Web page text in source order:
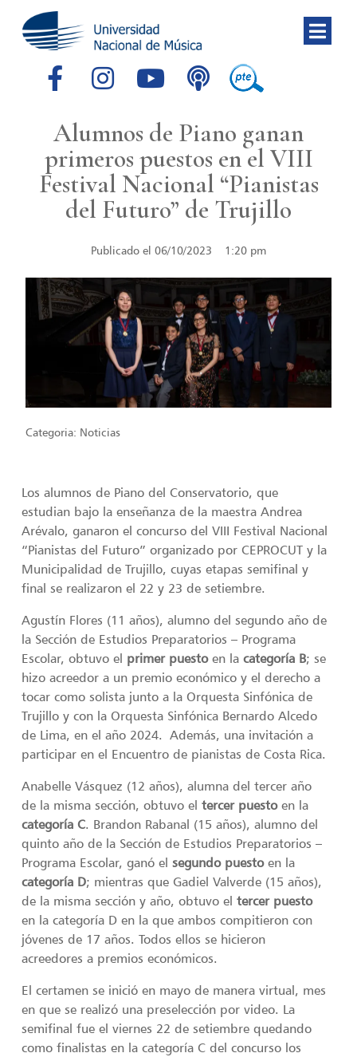
Alumnos de Piano ganan
primeros puestos en el VIII
Festival Nacional “Pianistas
del Futuro” de Trujillo
Publicado el 06/10/2023 1:20 pm
Categoria: Noticias
Los alumnos de Piano del Conservatorio, que
estudian bajo la enseñanza de la maestra Andrea
Arévalo, ganaron el concurso del VIII Festival Nacional
“Pianistas del Futuro” organizado por CEPROCUT y la
Municipalidad de Trujillo, cuyas etapas semifinal y
final se realizaron el 22 y 23 de setiembre.
Agustín Flores (11 años), alumno del segundo año de
la Sección de Estudios Preparatorios – Programa
Escolar, obtuvo el primer puestoen lacategoría B; se
hizo acreedor a un premio económico y el derecho a
tocar como solista junto a la Orquesta Sinfónica de
Trujillo y con la Orquesta Sinfónica Bernardo Alcedo
de Lima, en el año 2024. Además, una invitación a
participar en el Encuentro de pianistas de Costa Rica.
Anabelle Vásquez (12 años), alumna del tercer año
de la misma sección, obtuvo eltercer puestoen la
categoría C. Brandon Rabanal (15 años), alumno del
quinto año de la Sección de Estudios Preparatorios –
Programa Escolar, ganó elsegundo puestoen la
categoría D; mientras que Gadiel Valverde (15 años),
de la misma sección y año, obtuvo eltercer puesto
en la categoría D en la que ambos compitieron con
jóvenes de 17 años. Todos ellos se hicieron
acreedores a premios económicos.
El certamen se inició en mayo de manera virtual, mes
en que se realizó una preselección por video. La
semifinal fue el viernes 22 de setiembre quedando
como finalistas en la categoría C del concurso los